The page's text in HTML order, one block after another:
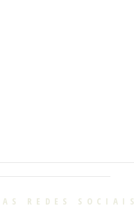
REDES SOCIAIS